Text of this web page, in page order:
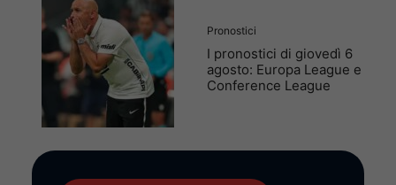
Pronostici
I pronostici di giovedì 6
agosto: Europa League e
Conference League